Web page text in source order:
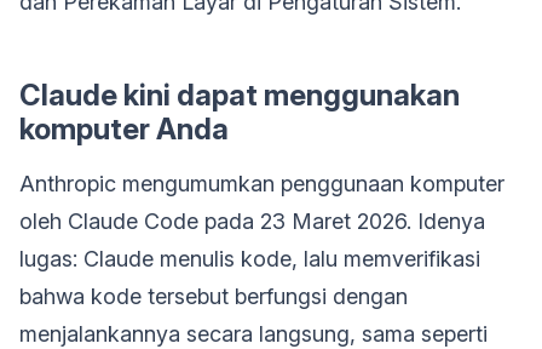
Claude kini dapat menggunakan
komputer Anda
Anthropic mengumumkan penggunaan komputer
oleh Claude Code pada 23 Maret 2026. Idenya
lugas: Claude menulis kode, lalu memverifikasi
bahwa kode tersebut berfungsi dengan
menjalankannya secara langsung, sama seperti